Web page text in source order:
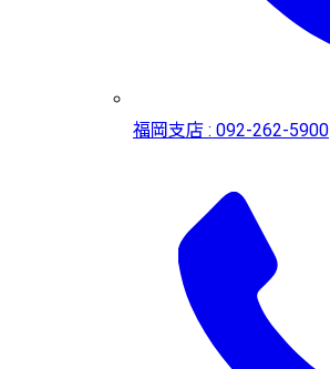
福岡支店 : 092-262-5900